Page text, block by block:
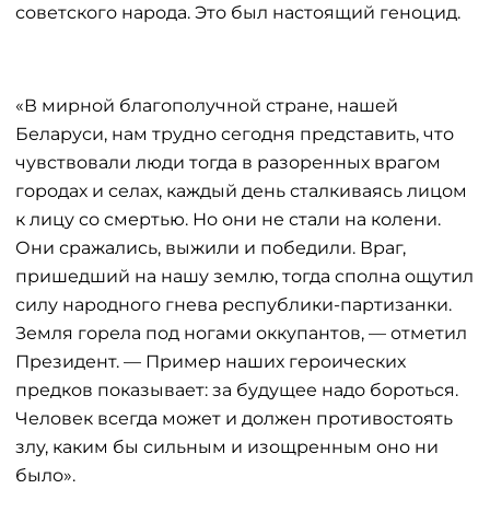
советского народа. Это был настоящий геноцид.
«В мирной благополучной стране, нашей
Беларуси, нам трудно сегодня представить, что
чувствовали люди тогда в разоренных врагом
городах и селах, каждый день сталкиваясь лицом
к лицу со смертью. Но они не стали на колени.
Они сражались, выжили и победили. Враг,
пришедший на нашу землю, тогда сполна ощутил
силу народного гнева республики-партизанки.
Земля горела под ногами оккупантов, — отметил
Президент. — Пример наших героических
предков показывает: за будущее надо бороться.
Человек всегда может и должен противостоять
злу, каким бы сильным и изощренным оно ни
было».